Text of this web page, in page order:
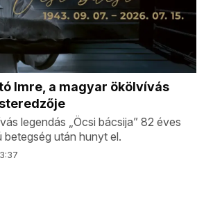
Imre, a magyar ökölvívás
legendás „Öcsi bácsija” 82 éves
után hunyt el.